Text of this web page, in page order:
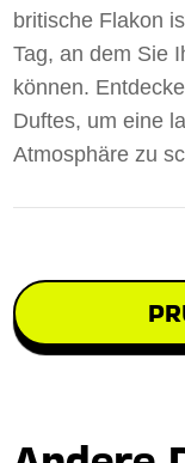
britische Flakon
Tag, an dem Sie
können.
Duftes, um eine
Atmosphäre zu